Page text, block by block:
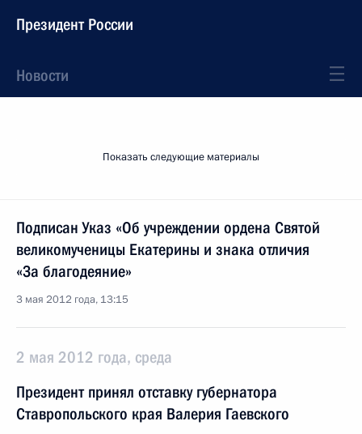
Президент России
Новости
Показать следующие материалы
Подписан Указ «Об учреждении ордена Святой
великомученицы Екатерины и знака отличия
«За благодеяние»
3 мая 2012 года, 13:15
2 мая 2012 года, среда
Президент принял отставку губернатора
Ставропольского края Валерия Гаевского